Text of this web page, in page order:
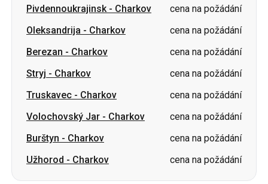
Pivdennoukrajinsk- Charkov
cena na požádání
Oleksandrija - Charkov
cena na požádání
Berezan - Charkov
cena na požádání
Stryj - Charkov
cena na požádání
Truskavec - Charkov
cena na požádání
Volochovský Jar - Charkov
cena na požádání
Burštyn - Charkov
cena na požádání
Užhorod - Charkov cena na požádání